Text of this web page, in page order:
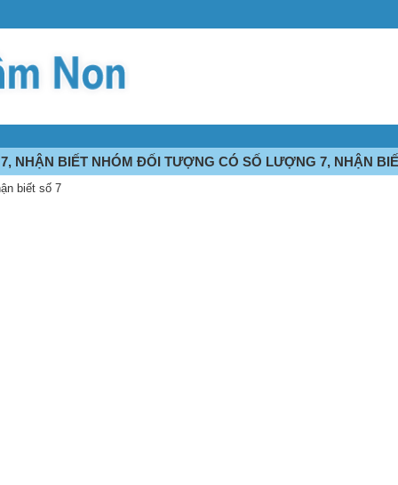
NHẬN BIẾT NHÓM ĐỐI TƯỢNG CÓ SỐ LƯỢNG 7, NHẬN
biết số 7